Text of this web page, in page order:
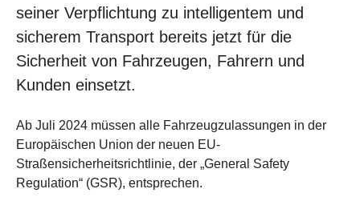
seiner Verpflichtung zu intelligentem und
sicherem Transport bereits jetzt für die
Sicherheit von Fahrzeugen, Fahrern und
Kunden einsetzt.
Ab Juli 2024 müssen alle Fahrzeugzulassungen in der
Europäischen Union der neuen EU-
Straßensicherheitsrichtlinie, der „General Safety
Regulation“ (GSR), entsprechen.